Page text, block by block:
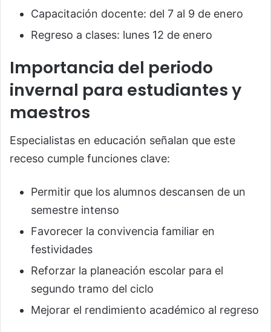
Capacitación docente: del 7 al 9 de enero
Regreso a clases: lunes 12 de enero
Importancia del periodo
invernal para estudiantes y
maestros
Especialistas en educación señalan que este
receso cumple funciones clave:
Permitir que los alumnos descansen de un
semestre intenso
Favorecer la convivencia familiar en
festividades
Reforzar la planeación escolar para el
segundo tramo del ciclo
Mejorar el rendimiento académico al regreso